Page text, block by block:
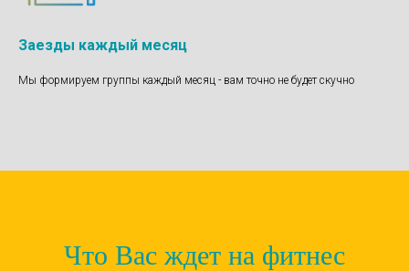
Заезды каждый месяц
Мы формируем группы каждый месяц - вам точно не будет скучно
Что Вас ждет на фитнес